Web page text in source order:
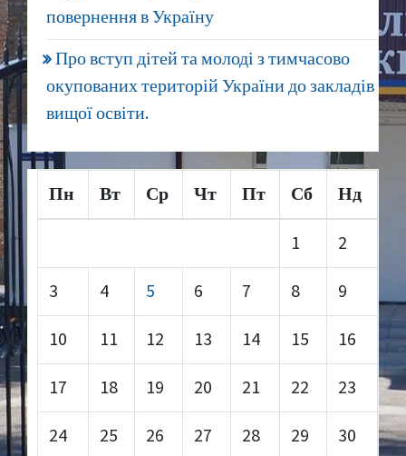
повернення в Україну
Про вступ дітей та молоді з тимчасово
окупованих територій України до закладів
вищої освіти.
Пн Вт Ср Чт Пт Сб Нд
1 2
3 4 5 6 7 8 9
10 11 12 13 14 15 16
17 18 19 20 21 22 23
24 25 26 27 28 29 30